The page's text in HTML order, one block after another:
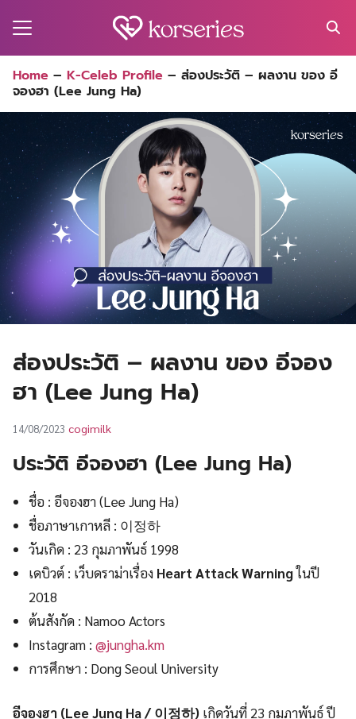
for:
Home – K-Celeb Profile – ส่องประวัติ – ผลงาน ของ อี
จองฮา (Lee Jung Ha)
ส่องประวัติ – ผลงาน ของ อีจอง
ฮา (Lee Jung Ha)
14/08/2023 cogimilk
ประวัติ อีจองฮา (Lee Jung Ha)
ชื่อ : อีจองฮา (Lee Jung Ha)
ชื่อภาษาเกาหลี : 이정하
วันเกิด : 23 กุมภาพันธ์ 1998
เดบิวต์ : เว็บดราม่าเรื่อง Heart Attack Warningในปี
2018
ต้นสังกัด : Namoo Actors
Instagram :@jungha.km
การศึกษา : Dong Seoul University
อีจองฮา (Lee Jung Ha / 이정하) เกิดวันที่ 23 กุมภาพันธ์ ปี